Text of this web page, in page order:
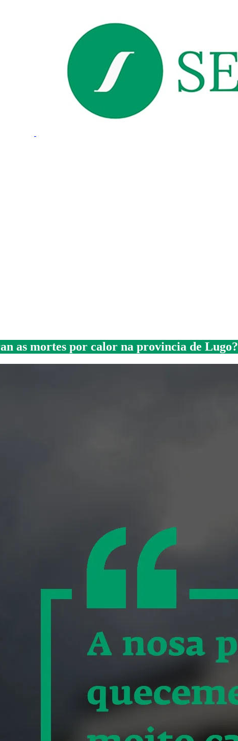
as mortes por calor na provincia de Lugo?